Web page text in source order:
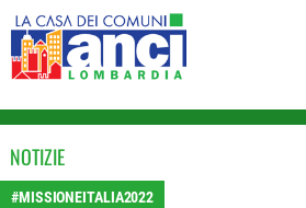
NOTIZIE
#MISSIONEITALIA2022